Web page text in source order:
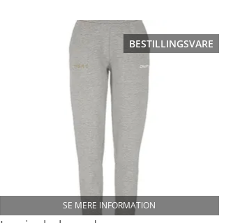
BESTILLINGSVARE
SE MERE INFORMATION